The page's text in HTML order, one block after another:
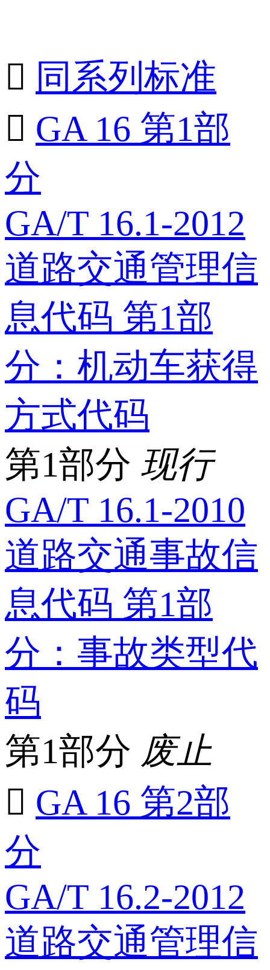
 同系列标准
 GA 16 第1部
分
GA/T 16.1-2012
道路交通管理信
息代码 第1部
分：机动车获得
方式代码
第1部分 现行
GA/T 16.1-2010
道路交通事故信
息代码 第1部
分：事故类型代
码
第1部分 废止
 GA 16 第2部
分
GA/T 16.2-2012
道路交通管理信